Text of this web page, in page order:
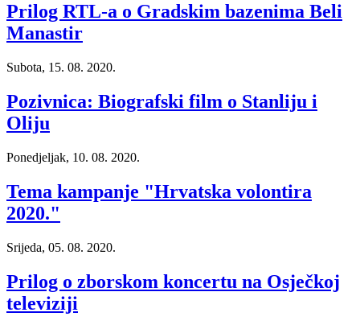
Prilog RTL-a o Gradskim bazenima Beli
Manastir
Subota, 15. 08. 2020.
Pozivnica: Biografski film o Stanliju i
Oliju
Ponedjeljak, 10. 08. 2020.
Tema kampanje "Hrvatska volontira
2020."
Srijeda, 05. 08. 2020.
Prilog o zborskom koncertu na Osječkoj
televiziji